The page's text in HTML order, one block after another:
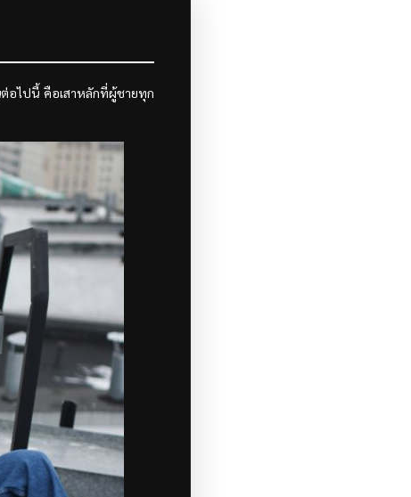
อไปนี้ คือเสาหลักที่ผู้ชายทุก